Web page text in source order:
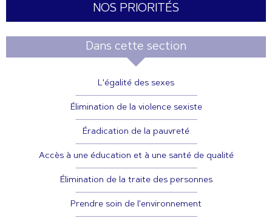
NOS PRIORITÉS
Dans cette section
L'égalité des sexes
Élimination de la violence sexiste
Éradication de la pauvreté
Accès à une éducation et à une santé de qualité
Élimination de la traite des personnes
Prendre soin de l'environnement